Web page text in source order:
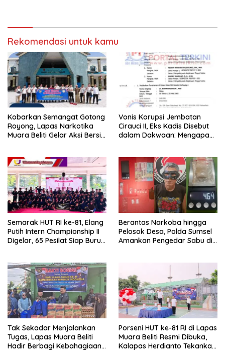
Rekomendasi untuk kamu
Kobarkan Semangat Gotong
Royong, Lapas Narkotika
Muara Beliti Gelar Aksi Bersih
Vonis Korupsi Jembatan
Cirauci II, Eks Kadis Disebut
dalam Dakwaan: Mengapa
Semarak HUT RI ke-81, Elang
Putih Intern Championship II
Digelar, 65 Pesilat Siap Buru
Berantas Narkoba hingga
Pelosok Desa, Polda Sumsel
Amankan Pengedar Sabu di
Tak Sekadar Menjalankan
Tugas, Lapas Muara Beliti
Hadir Berbagi Kebahagiaan
Porseni HUT ke-81 RI di Lapas
Muara Beliti Resmi Dibuka,
Kalapas Herdianto Tekankan